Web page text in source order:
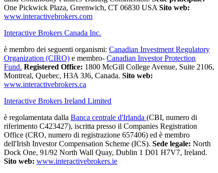
One Pickwick Plaza, Greenwich, CT 06830 USA Sito web:
www.interactivebrokers.com
Interactive Brokers Canada Inc.
è membro dei seguenti organismi: Canadian Investment Regulatory
Organization (CIRO) e membro- Canadian Investor Protection
Fund. Registered Office: 1800 McGill College Avenue, Suite 2106,
Montreal, Quebec, H3A 3J6, Canada. Sito web:
www.interactivebrokers.ca
Interactive Brokers Ireland Limited
è regolamentata dalla Banca centrale d'Irlanda (CBI, numero di
riferimento C423427), iscritta presso il Companies Registration
Office (CRO, numero di registrazione 657406) ed è membro
dell'Irish Investor Compensation Scheme (ICS). Sede legale: North
Dock One, 91/92 North Wall Quay, Dublin 1 D01 H7V7, Ireland.
Sito web: www.interactivebrokers.ie